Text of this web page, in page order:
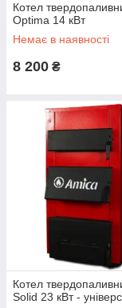
Котел
Optima 14 кВт
Немає в наявності
8 200 ₴
Котел
Solid 23 кВт -